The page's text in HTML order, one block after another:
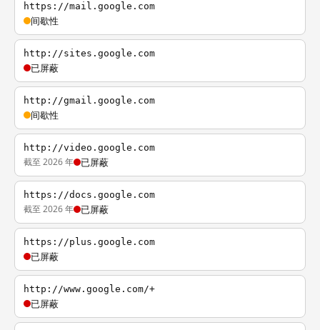
https://mail.google.com
间歇性
http://sites.google.com
已屏蔽
http://gmail.google.com
间歇性
http://video.google.com
截至 2026 年 已屏蔽
https://docs.google.com
截至 2026 年 已屏蔽
https://plus.google.com
已屏蔽
http://www.google.com/+
已屏蔽